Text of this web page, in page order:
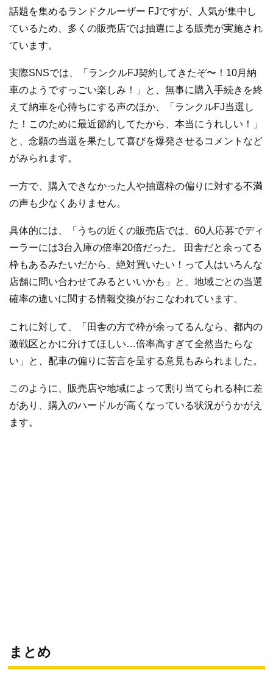
話題を集めるランドクルーザー FJですが、人気が集中し
ているため、多くの販売店では抽選による販売が実施され
ています。
実際SNSでは、「ランクルFJ契約してきたぞ〜！10月納
車のようですっごい楽しみ！」と、無事に購入手続きを終
えて納車を心待ちにする声のほか、「ランクルFJ当選し
た！このために最近節約してたから、本当にうれしい！」
と、念願の当選を果たして喜びを爆発させるコメントなど
がみられます。
一方で、購入できなかった人や抽選枠の偏りに対する不満
の声も少なくありません。
具体的には、「うちの近くの販売店では、60人応募でディ
ーラーには3台入庫の倍率20倍だった。 田舎だと余ってる
枠もあるみたいだから、絶対買いたい！って人はいろんな
店舗に問い合わせてみるといいかも」と、地域ごとの当選
確率の違いに関する情報交換がおこなわれています。
これに対して、「田舎の方で枠が余ってるんなら、都内の
激戦区とかに分けてほしい…倍率高すぎて全然当たらな
い」と、配車の偏りに苦言を呈する意見もみられました。
このように、販売店や地域によって割り当てられる枠に差
があり、購入のハードルが高くなっている状況がうかがえ
ます。
まとめ